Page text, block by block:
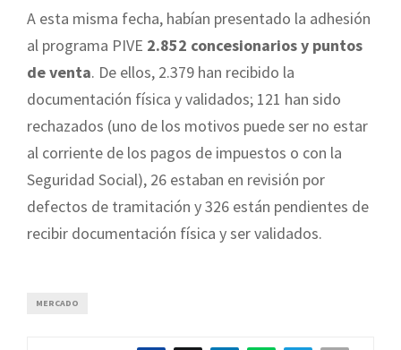
A esta misma fecha, habían presentado la adhesión
al programa PIVE 2.852 concesionarios y puntos
de venta. De ellos, 2.379 han recibido la
documentación física y validados; 121 han sido
rechazados (uno de los motivos puede ser no estar
al corriente de los pagos de impuestos o con la
Seguridad Social), 26 estaban en revisión por
defectos de tramitación y 326 están pendientes de
recibir documentación física y ser validados.
MERCADO